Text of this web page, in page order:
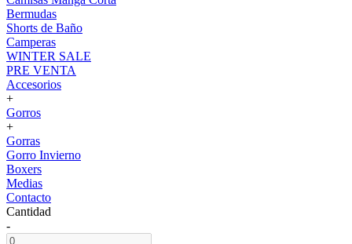
Bermudas
Shorts de Baño
Camperas
WINTER SALE
PRE VENTA
Accesorios
+
Gorros
+
Gorras
Gorro Invierno
Boxers
Medias
Contacto
Cantidad
-